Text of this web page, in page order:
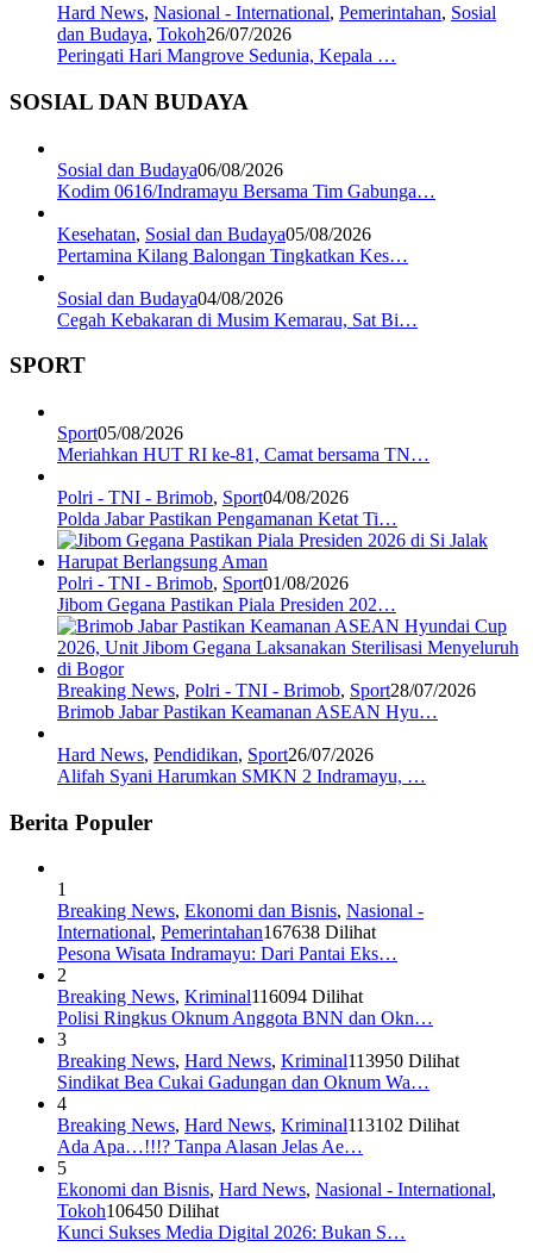
Hard News, Nasional - International, Pemerintahan, Sosial
dan Budaya, Tokoh26/07/2026
Peringati Hari Mangrove Sedunia, Kepala …
SOSIAL DAN BUDAYA
Sosial dan Budaya06/08/2026
Kodim 0616/Indramayu Bersama Tim Gabunga…
Kesehatan, Sosial dan Budaya05/08/2026
Pertamina Kilang Balongan Tingkatkan Kes…
Sosial dan Budaya04/08/2026
Cegah Kebakaran di Musim Kemarau, Sat Bi…
SPORT
Sport05/08/2026
Meriahkan HUT RI ke-81, Camat bersama TN…
Polri - TNI - Brimob, Sport04/08/2026
Polda Jabar Pastikan Pengamanan Ketat Ti…
Polri - TNI - Brimob, Sport01/08/2026
Jibom Gegana Pastikan Piala Presiden 202…
Breaking News, Polri - TNI - Brimob, Sport28/07/2026
Brimob Jabar Pastikan Keamanan ASEAN Hyu…
Hard News, Pendidikan, Sport26/07/2026
Alifah Syani Harumkan SMKN 2 Indramayu, …
Berita Populer
1
Breaking News, Ekonomi dan Bisnis, Nasional -
International, Pemerintahan167638 Dilihat
Pesona Wisata Indramayu: Dari Pantai Eks…
2
Breaking News, Kriminal116094 Dilihat
Polisi Ringkus Oknum Anggota BNN dan Okn…
3
Breaking News, Hard News, Kriminal113950 Dilihat
Sindikat Bea Cukai Gadungan dan Oknum Wa…
4
Breaking News, Hard News, Kriminal113102 Dilihat
Ada Apa…!!!? Tanpa Alasan Jelas Ae…
5
Ekonomi dan Bisnis, Hard News, Nasional - International,
Tokoh106450 Dilihat
Kunci Sukses Media Digital 2026: Bukan S…